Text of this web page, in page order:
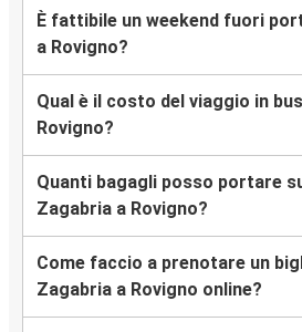
È fattibile un weekend fuori
a Rovigno?
Qual è il costo del viaggio in
Rovigno?
Quanti bagagli posso portare
Zagabria a Rovigno?
Come faccio a prenotare un
Zagabria a Rovigno online?